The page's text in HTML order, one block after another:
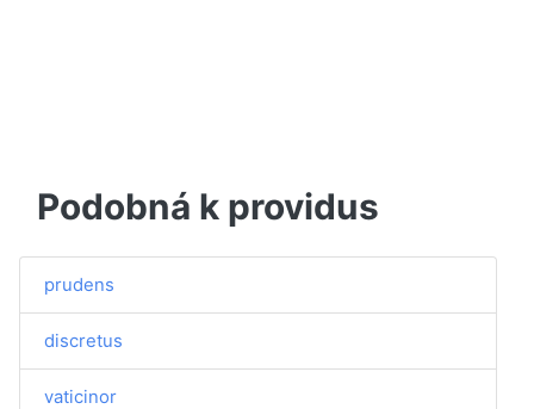
Podobná k providus
prudens
discretus
vaticinor